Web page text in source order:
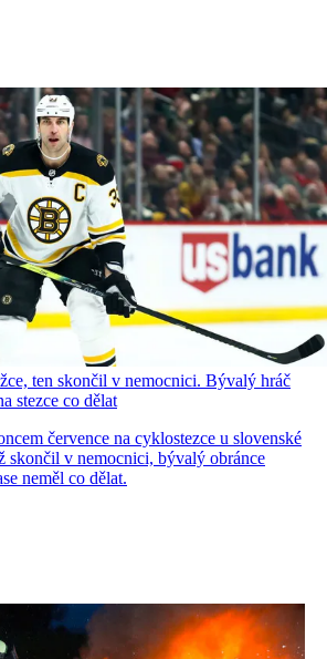
ten skončil v nemocnici. Bývalý hráč
stezce co dělat
července na cyklostezce u slovenské
skončil v nemocnici, bývalý obránce
neměl co dělat.